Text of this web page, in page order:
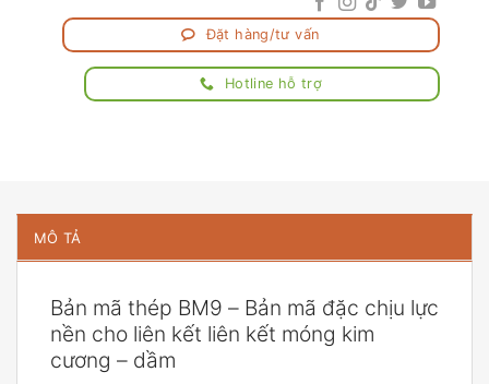
Đặt hàng/tư vấn
Hotline hỗ trợ
MÔ TẢ
Bản mã thép BM9 – Bản mã đặc chịu lực
nền cho liên kết liên kết móng kim
cương – dầm